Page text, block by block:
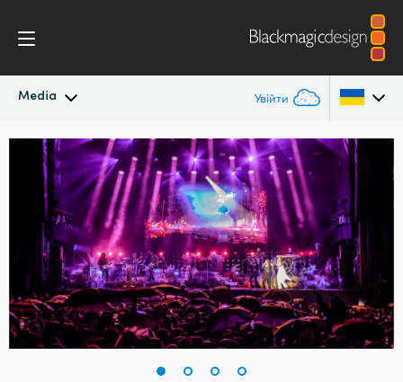
Media Увійти
Останні новини
Архів новин
Галерея зображень
Argentina
Australia
Austria
Brazil
Canada
China